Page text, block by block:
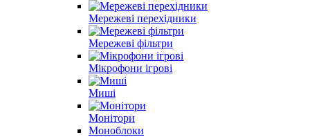
Мережеві перехідники
Мережеві фільтри
Мікрофони ігрові
Миші
Монітори
Моноблоки